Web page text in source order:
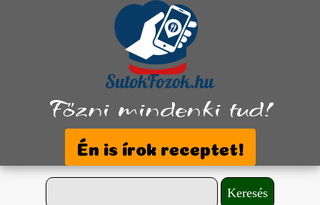
Főzni mindenki tud!
Én is írok receptet!